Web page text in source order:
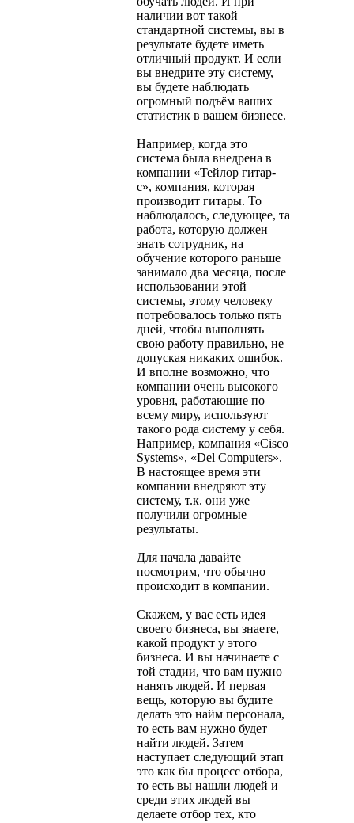
наличии вот такой
стандартной системы, вы в
результате будете иметь
отличный продукт. И если
вы внедрите эту систему,
вы будете наблюдать
огромный подъём ваших
статистик в вашем бизнесе.
Например, когда это
система была внедрена в
компании «Тейлор гитар-
с», компания, которая
производит гитары. То
наблюдалось, следующее, та
работа, которую должен
знать сотрудник, на
обучение которого раньше
занимало два месяца, после
использовании этой
системы, этому человеку
потребовалось только пять
дней, чтобы выполнять
свою работу правильно, не
допуская никаких ошибок.
И вполне возможно, что
компании очень высокого
уровня, работающие по
всему миру, используют
такого рода систему у себя.
Например, компания «Cisco
Systems», «Del Computers».
В настоящее время эти
компании внедряют эту
систему, т.к. они уже
получили огромные
результаты.
Для начала давайте
посмотрим, что обычно
происходит в компании.
Скажем, у вас есть идея
своего бизнеса, вы знаете,
какой продукт у этого
бизнеса. И вы начинаете с
той стадии, что вам нужно
нанять людей. И первая
вещь, которую вы будите
делать это найм персонала,
то есть вам нужно будет
найти людей. Затем
наступает следующий этап
это как бы процесс отбора,
то есть вы нашли людей и
среди этих людей вы
делаете отбор тех, кто